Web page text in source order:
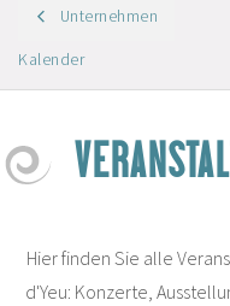
Unternehmen
Kalender
Hier finden Sie alle
d'Yeu: Konzerte,